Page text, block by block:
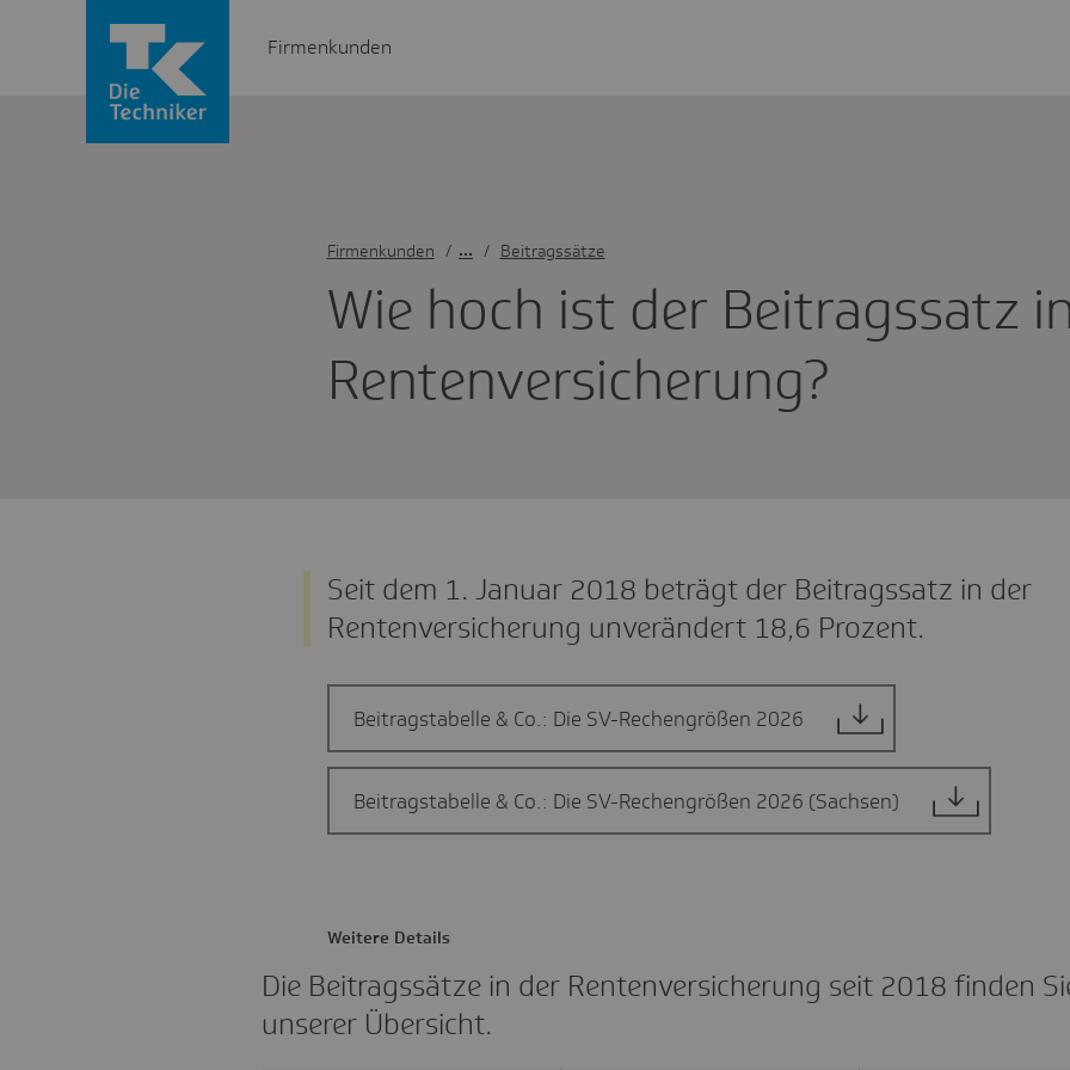
Firmenkunden
Wie hoch ist der Beitrags­satz
Renten­ver­si­che­rung?
Firmenkunden / Beitragssätze
Seit dem 1. Januar 2018 beträgt der Beitragssatz in der
Rentenversicherung unverändert 18,6 Prozent.
Beitragstabelle & Co.: Die SV-Rechengrößen 2026
Beitragstabelle & Co.: Die SV-Rechengrößen 2026 (Sachsen)
Weitere Details
Die Beitragssätze in der Rentenversicherung seit 2018 finden
unserer Übersicht.